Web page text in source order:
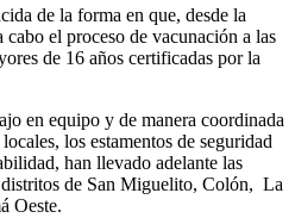
de la forma en que, desde la
cabo el proceso de vacunación a las
de 16 años certificadas por la
en equipo y de manera coordinada
los estamentos de seguridad
han llevado adelante las
de San Miguelito, Colón, La
Oeste.